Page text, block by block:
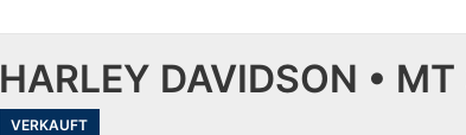
HARLEY DAVIDSON •
VERKAUFT